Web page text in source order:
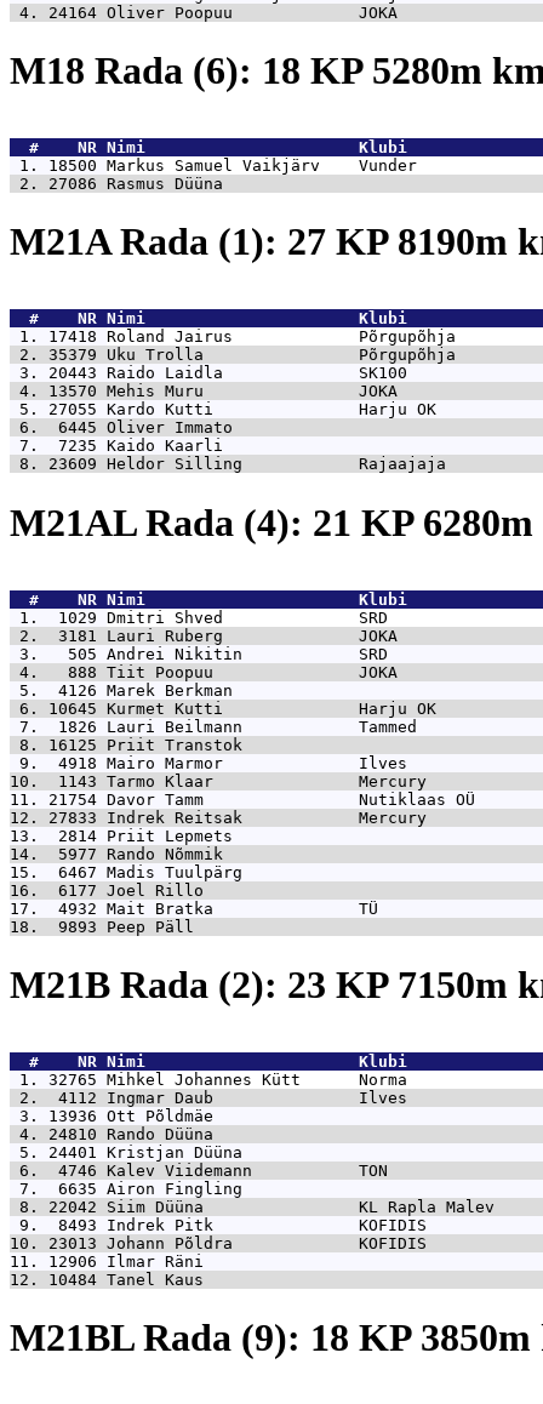
4. 24164 Oliver Poopuu             JOKA
M18 Rada (6): 18 KP 5280m
  #    NR
Nimi                      Klubi
1. 18500 Markus Samuel Vaikjärv    Vunder
2. 27086 Rasmus Düüna
M21A Rada (1): 27 KP 8190m
  #    NR
Nimi                      Klubi
1. 17418 Roland Jairus             Põrgupõhja
2. 35379 Uku Trolla                Põrgupõhja
3. 20443 Raido Laidla              SK100
4. 13570 Mehis Muru                JOKA
5. 27055 Kardo Kutti               Harju OK
6.  6445 Oliver Immato
7.  7235 Kaido Kaarli
8. 23609 Heldor Silling            Rajaajaja
M21AL Rada (4): 21 KP
  #    NR
Nimi                      Klubi
1.  1029 Dmitri Shved              SRD
2.  3181 Lauri Ruberg              JOKA
3.   505 Andrei Nikitin            SRD
4.   888 Tiit Poopuu               JOKA
5.  4126 Marek Berkman
6. 10645 Kurmet Kutti              Harju OK
7.  1826 Lauri Beilmann            Tammed
8. 16125 Priit Transtok
9.  4918 Mairo Marmor              Ilves
10.  1143 Tarmo Klaar               Mercury
11. 21754 Davor Tamm                Nutiklaas OÜ
12. 27833 Indrek Reitsak            Mercury
13.  2814 Priit Lepmets
14.  5977 Rando Nõmmik
15.  6467 Madis Tuulpärg
16.  6177 Joel Rillo
17.  4932 Mait Bratka               TÜ
18.  9893 Peep Päll
M21B Rada (2): 23 KP 7150m
  #    NR
Nimi                      Klubi
1. 32765 Mihkel Johannes Kütt      Norma
2.  4112 Ingmar Daub               Ilves
3. 13936 Ott Põldmäe
4. 24810 Rando Düüna
5. 24401 Kristjan Düüna
6.  4746 Kalev Viidemann           TON
7.  6635 Airon Fingling
8. 22042 Siim Düüna                KL Rapla Malev
9.  8493 Indrek Pitk               KOFIDIS
10. 23013 Johann Põldra             KOFIDIS
11. 12906 Ilmar Räni
12. 10484 Tanel Kaus
M21BL Rada (9): 18 KP